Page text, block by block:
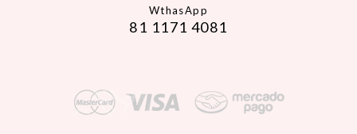
WthasApp
81 1171 4081